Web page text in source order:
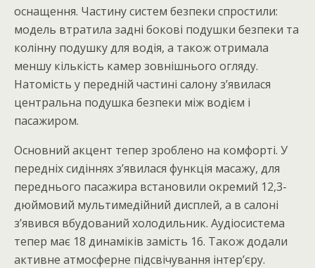
оснащення. Частину систем безпеки спростили:
модель втратила задні бокові подушки безпеки та
колінну подушку для водія, а також отримала
меншу кількість камер зовнішнього огляду.
Натомість у передній частині салону з’явилася
центральна подушка безпеки між водієм і
пасажиром.
Основний акцент тепер зроблено на комфорті. У
передніх сидіннях з’явилася функція масажу, для
переднього пасажира встановили окремий 12,3-
дюймовий мультимедійний дисплей, а в салоні
з’явився вбудований холодильник. Аудіосистема
тепер має 18 динаміків замість 16. Також додали
активне атмосферне підсвічування інтер’єру.